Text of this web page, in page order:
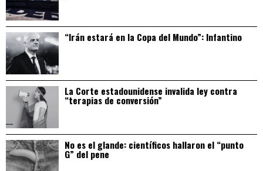
“Irán estará en la Copa del Mundo”: Infantino
La Corte estadounidense invalida ley contra
“terapias de conversión”
No es el glande: científicos hallaron el “punto
G” del pene